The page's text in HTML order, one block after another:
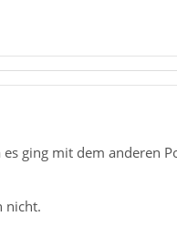
ging mit dem anderen
nicht.